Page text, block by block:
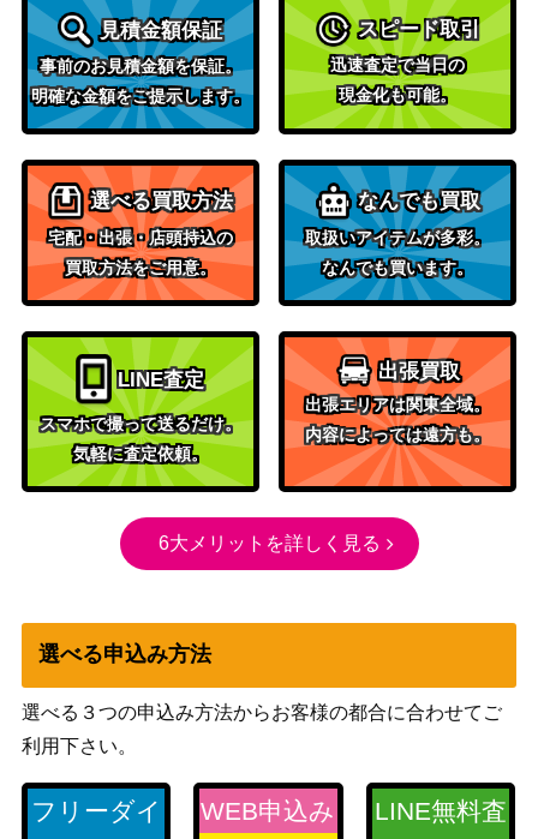
M1M 069/060】
（コレクションムー
キュレムEX（SR）【BW3
053/052】
（ヘイルブリザード）
2,100
（SR）【SM12a 177/17
3】
（タッグオールスター
ズ）
10,000
サワロ（SR）【SV2D 09
0/071】
スカーレット＆バイオ
レット
（[SV2D]クレイバース
ト）
70
プテラVSTAR（HR）【S1
1 118/100】
ソード&シールド
（ロストアビス）
250
アンノーンV（SR/SA）
【S12 103/098】
ソード&シールド
（パラダイムトリガ
ー）
700
ホップのザシアンex（SA
スカーレット＆バイオ
レット
ズ）
ハピナスV（SR)【s6K 07
9/070】SA
（漆黒のガイスト）
バンギラスEX（SR）【XY
7 089/081】
XY・XY BREAK
センパイとコウハイ（PR
OMO）【XY-P 20th】
XY・XY BREAK
（20th Anniversary）
20,000
見積金額保証
事前のお見積金額を保証。
明確な金額をご提示します。
スピード取引
迅速査定で当日の
現金化も可能。
選べる買取方法
宅配・出張・店頭持込の
買取方法をご用意。
なんでも買取
取扱いアイテムが多彩。
なんでも買います。
LINE査定
スマホで撮って送るだけ。
気軽に査定依頼。
出張買取
出張エリアは関東全域。
内容によっては遠方も。
6大メリットを詳しく見る
選べる申込み方法
選べる３つの申込み方法からお客様の都合に合わせてご
利用下さい。
フリーダイ
WEB申込み
LINE無料査